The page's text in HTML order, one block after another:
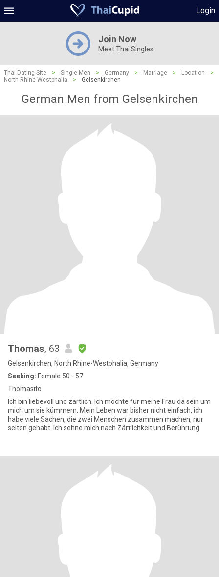
Login
Join Now
Meet Thai Singles
Thai Dating Site > Single Men > Germany > Marriage > Location
>
North Rhine-Westphalia
> Gelsenkirchen
German Men from Gelsenkirchen
Thomas, 63
Gelsenkirchen, North Rhine-Westphalia, Germany
Seeking: Female 50 - 57
Thomasito
Ich bin liebevoll und zärtlich. Ich möchte für meine Frau da sein um
mich um sie kümmern. Mein Leben war bisher nicht einfach, ich
habe viele Sachen, die zwei Menschen zusammen machen, nur
selten gehabt. Ich sehne mich nach Zärtlichkeit und Berührung